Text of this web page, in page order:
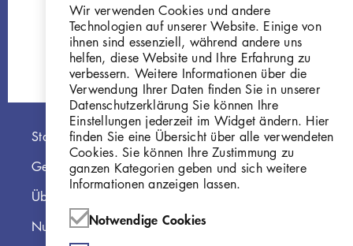
Morgen, 1925, Gips
GKFo-0283_001
Gi515
Hauptnavigation
Startseite
Georg Kolbe Museum
Über die Online Sammlung
Nutzungshinweise
Wir verwenden Cookies und andere
Technologien auf unserer Website. Einige von
ihnen sind essenziell, während andere uns
helfen, diese Website und Ihre Erfahrung zu
verbessern. Weitere Informationen über die
Verwendung Ihrer Daten finden Sie in unserer
Datenschutzerklärung Sie können Ihre
Einstellungen jederzeit im Widget ändern. Hier
finden Sie eine Übersicht über alle verwendeten
Cookies. Sie können Ihre Zustimmung zu
ganzen Kategorien geben und sich weitere
Informationen anzeigen lassen.
Notwendige Cookies